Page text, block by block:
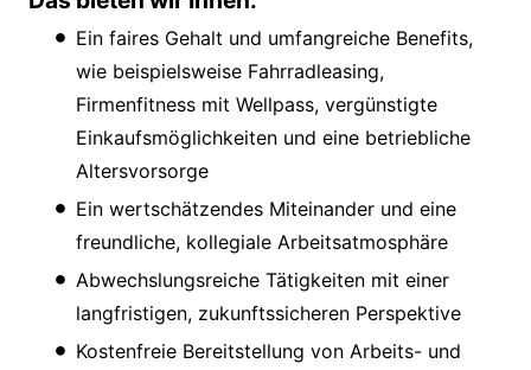
Ein faires Gehalt und umfangreiche Benefits,
wie beispielsweise Fahrradleasing,
Firmenfitness mit Wellpass, vergünstigte
Einkaufsmöglichkeiten und eine betriebliche
Altersvorsorge
Ein wertschätzendes Miteinander und eine
freundliche, kollegiale Arbeitsatmosphäre
Abwechslungsreiche Tätigkeiten mit einer
langfristigen, zukunftssicheren Perspektive
Kostenfreie Bereitstellung von Arbeits- und